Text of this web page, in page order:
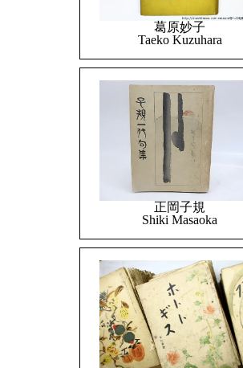
葛原妙子
Taeko Kuzuhara
正岡子規
Shiki Masaoka